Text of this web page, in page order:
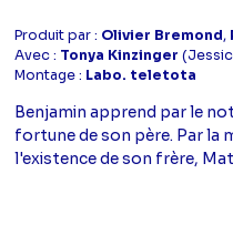
Produit par : Olivier Bremond,
Avec : Tonya Kinzinger
Montage : Labo. teletota
Benjamin apprend par le
fortune de son père. Par la
l'existence de son frère,